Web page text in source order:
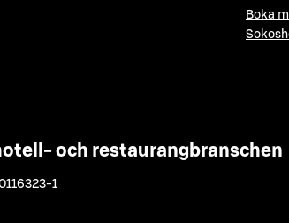
Boka
och restaurangbranschen
1